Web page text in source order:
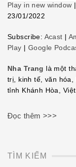
SHARE
LINK
EMBED
Play in new window |
23/01/2022
Subscribe: Acast |
Play | Google
Nha Trang là một
trị, kinh tế, văn hóa,
tỉnh Khánh Hòa, Việt
Đọc thêm >>>
TÌM KIẾM